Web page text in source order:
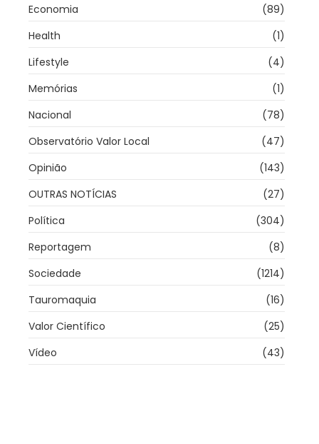
Economia
(89)
Health
(1)
Lifestyle
(4)
Memórias
(1)
Nacional
(78)
Observatório Valor Local
(47)
Opinião
(143)
OUTRAS NOTÍCIAS
(27)
Política
(304)
Reportagem
(8)
Sociedade
(1214)
Tauromaquia
(16)
Valor Científico
(25)
Vídeo
(43)